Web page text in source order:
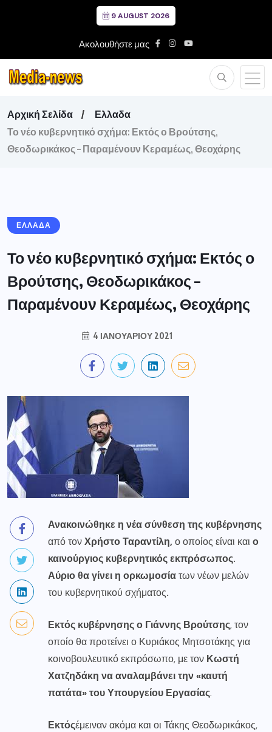
9 AUGUST 2026
Ακολουθήστε μας
Αρχική Σελίδα
Ελλαδα
Το νέο κυβερνητικό σχήμα: Εκτός ο Βρούτσης,
Θεοδωρικάκος – Παραμένουν Κεραμέως, Θεοχάρης
ΕΛΛΑΔΑ
Το νέο κυβερνητικό σχήμα: Εκτός ο
Βρούτσης, Θεοδωρικάκος –
Παραμένουν Κεραμέως, Θεοχάρης
4 ΙΑΝΟΥΑΡΊΟΥ 2021
Ανακοινώθηκε η νέα σύνθεση της κυβέρνησης
από τονΧρήστο Ταραντίλη,ο οποίος είναι και ο
καινούργιος κυβερνητικός εκπρόσωπος.
Αύριο θα γίνει η ορκωμοσίατων νέων μελών
του κυβερνητικού σχήματος.
Εκτός κυβέρνησης ο Γιάννης Βρούτσης, τον
οποίο θα προτείνει ο Κυριάκος Μητσοτάκης για
κοινοβουλευτικό εκπρόσωπο, με τον Κωστή
Χατζηδάκη να αναλαμβάνει την «καυτή
πατάτα» του Υπουργείου Εργασίας.
Εκτόςέμειναν ακόμα και οι Τάκης Θεοδωρικάκος,